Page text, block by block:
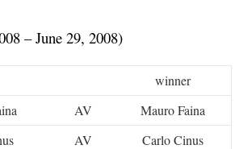
– June 29, 2008)
winner
AV
Mauro Faina
AV
Carlo Cinus